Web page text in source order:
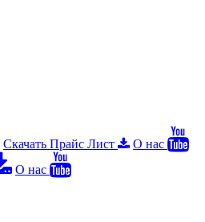
Скачать Прайс Лист
О нас
О нас